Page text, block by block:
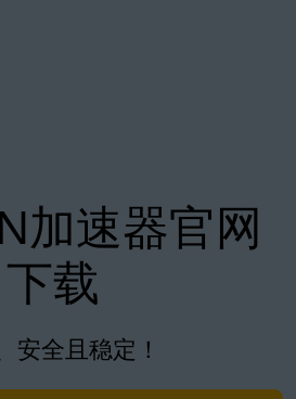
加速器官网
下载
安全且稳定！